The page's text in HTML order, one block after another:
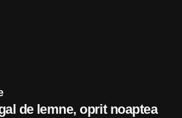
de lemne, oprit noaptea